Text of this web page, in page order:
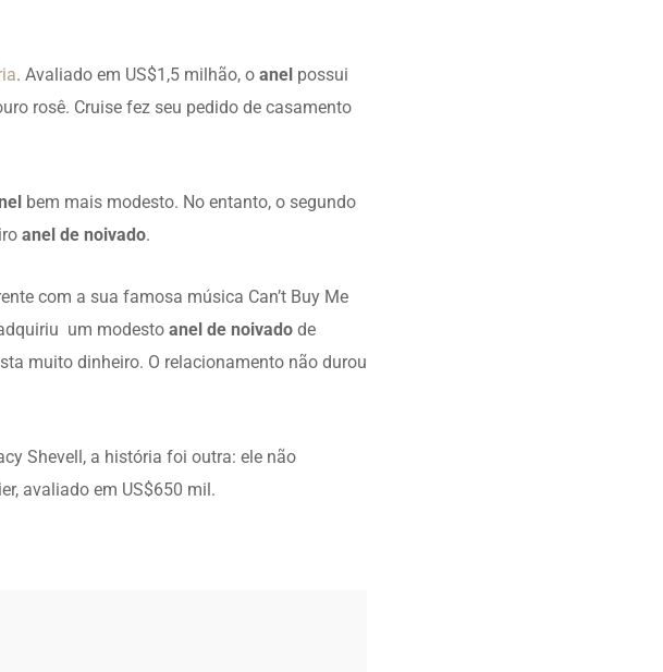
. Avaliado em US$1,5 milhão, o anel possui
rosê. Cruise fez seu pedido de casamento
bem mais modesto. No entanto, o segundo
anel de noivado.
com a sua famosa música Can’t Buy Me
um modesto anel de noivado de
muito dinheiro. O relacionamento não durou
Shevell, a história foi outra: ele não
avaliado em US$650 mil.